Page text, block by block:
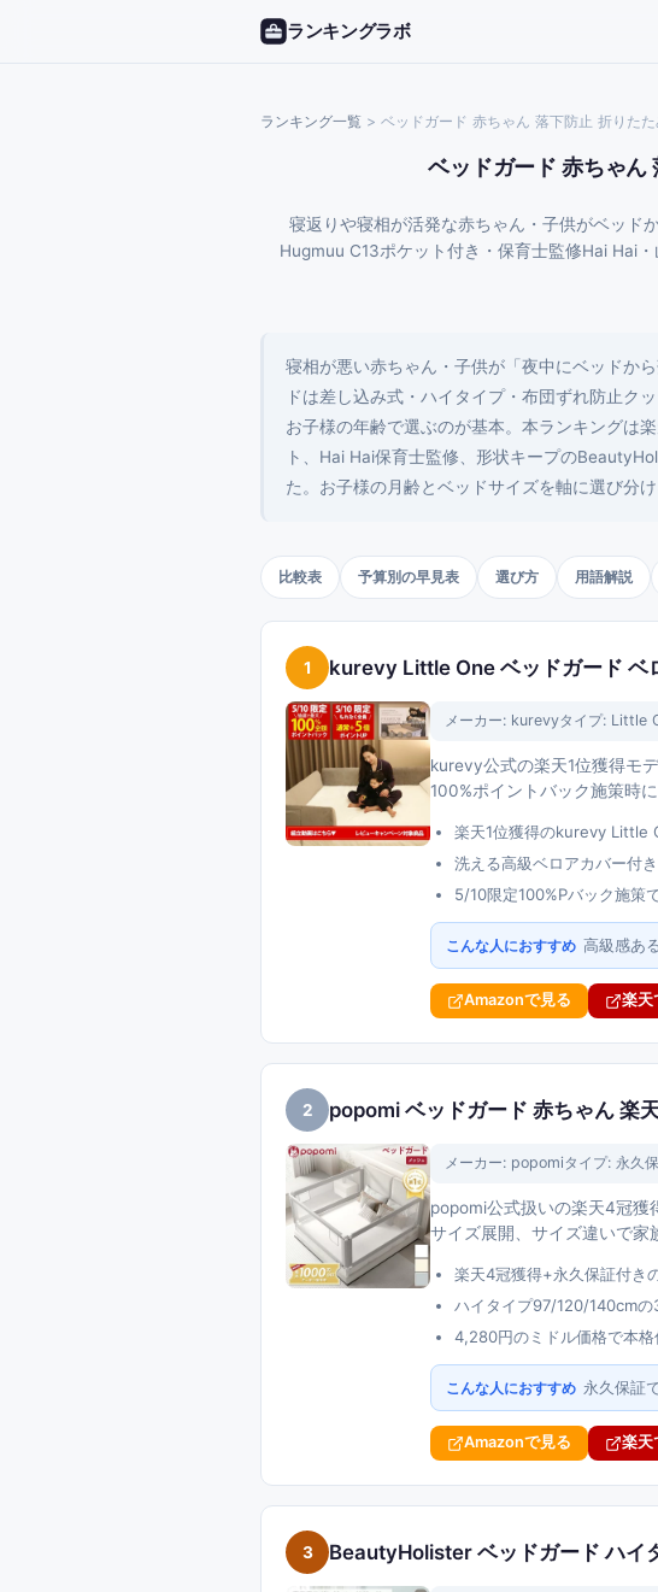
ランキングラボ
ランキング一覧 > ベッドガード 赤ちゃん 落下防止 折りた
ベッドガード 赤ちゃん
寝返りや寝相が活発な赤ちゃん・子供がベッド
Hugmuu C13ポケット付き・保育士監修Hai Hai
寝相が悪い赤ちゃん・子供が「夜中にベッドか
ドは差し込み式・ハイタイプ・布団ずれ防止ク
お子様の年齢で選ぶのが基本。本ランキングは
ト、Hai Hai保育士監修、形状キープの
た。お子様の月齢とベッドサイズを軸に選び分け
比較表 予算別の早見表 選び方 用語解説
1 kurevy Little One ベッドガード ベ
メーカー: kurevyタイプ: Little
kurevy公式の楽天1位獲得モ
100%ポイントバック施策時
楽天1位獲得のkurevy Little
洗える高級ベロアカバー付
5/10限定100%Pバック施策
こんな人におすすめ 高級感あ
Amazonで見る 楽天
2 popomi ベッドガード 赤ちゃん 楽
メーカー: popomiタイプ: 永久
popomi公式扱いの楽天4冠
サイズ展開、サイズ違いで家
楽天4冠獲得+永久保証付き
ハイタイプ97/120/140cmの
4,280円のミドル価格で本
こんな人におすすめ 永久保証
Amazonで見る 楽天
3 BeautyHolister ベッドガード ハイ